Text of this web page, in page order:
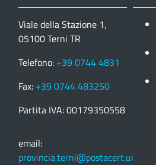
Viale della Stazione 1,
05100 Terni TR
Telefono: +39 0744 4831
Fax: +39 0744 483250
Partita IVA: 00179350558
email:
provincia.terni@postacert.umbria.it